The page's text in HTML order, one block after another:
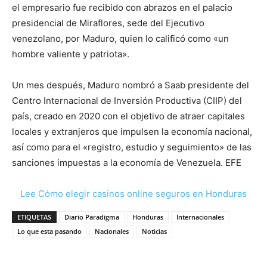
el empresario fue recibido con abrazos en el palacio
presidencial de Miraflores, sede del Ejecutivo
venezolano, por Maduro, quien lo calificó como «un
hombre valiente y patriota».
Un mes después, Maduro nombró a Saab presidente del
Centro Internacional de Inversión Productiva (CIIP) del
país, creado en 2020 con el objetivo de atraer capitales
locales y extranjeros que impulsen la economía nacional,
así como para el «registro, estudio y seguimiento» de las
sanciones impuestas a la economía de Venezuela. EFE
Lee Cómo elegir casinos online seguros en Honduras
ETIQUETAS Diario Paradigma Honduras
Internacionales
Lo que esta pasando
Nacionales Noticias